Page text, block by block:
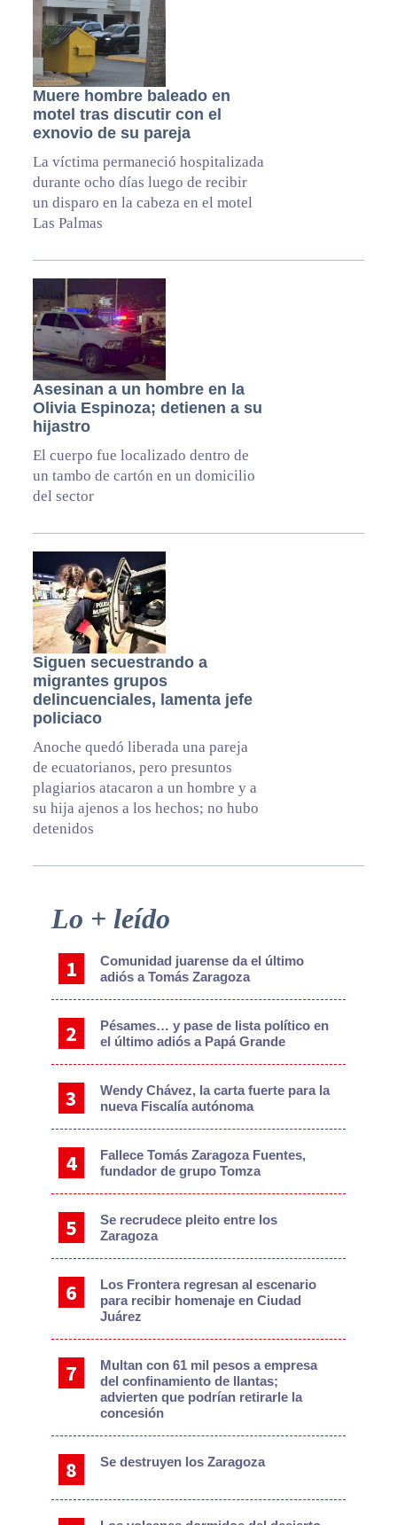
Muere hombre baleado en
motel tras discutir con el
exnovio de su pareja
La víctima permaneció hospitalizada
durante ocho días luego de recibir
un disparo en la cabeza en el motel
Las Palmas
Asesinan a un hombre en la
Olivia Espinoza; detienen a su
hijastro
El cuerpo fue localizado dentro de
un tambo de cartón en un domicilio
del sector
Siguen secuestrando a
migrantes grupos
delincuenciales, lamenta jefe
policiaco
Anoche quedó liberada una pareja
de ecuatorianos, pero presuntos
plagiarios atacaron a un hombre y a
su hija ajenos a los hechos; no hubo
detenidos
Primary
Lo + leído
Comunidad juarense da el último
adiós a Tomás Zaragoza
Pésames… y pase de lista político en
el último adiós a Papá Grande
Wendy Chávez, la carta fuerte para la
nueva Fiscalía autónoma
Fallece Tomás Zaragoza Fuentes,
fundador de grupo Tomza
Se recrudece pleito entre los
Zaragoza
Los Frontera regresan al escenario
para recibir homenaje en Ciudad
Juárez
Multan con 61 mil pesos a empresa
del confinamiento de llantas;
advierten que podrían retirarle la
concesión
Se destruyen los Zaragoza